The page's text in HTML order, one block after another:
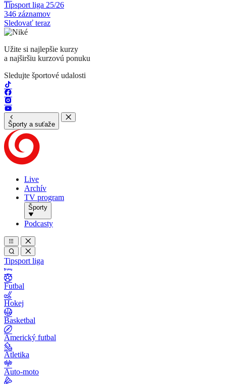
Tipsport liga 25/26
346 záznamov
Sledovať teraz
Užite si najlepšie kurzy
a najširšiu kurzovú ponuku
Sledujte športové udalosti
Športy a suťaže
Live
Archív
TV program
Športy
Podcasty
Tipsport liga
Futbal
Hokej
Basketbal
Americký futbal
Atletika
Auto-moto